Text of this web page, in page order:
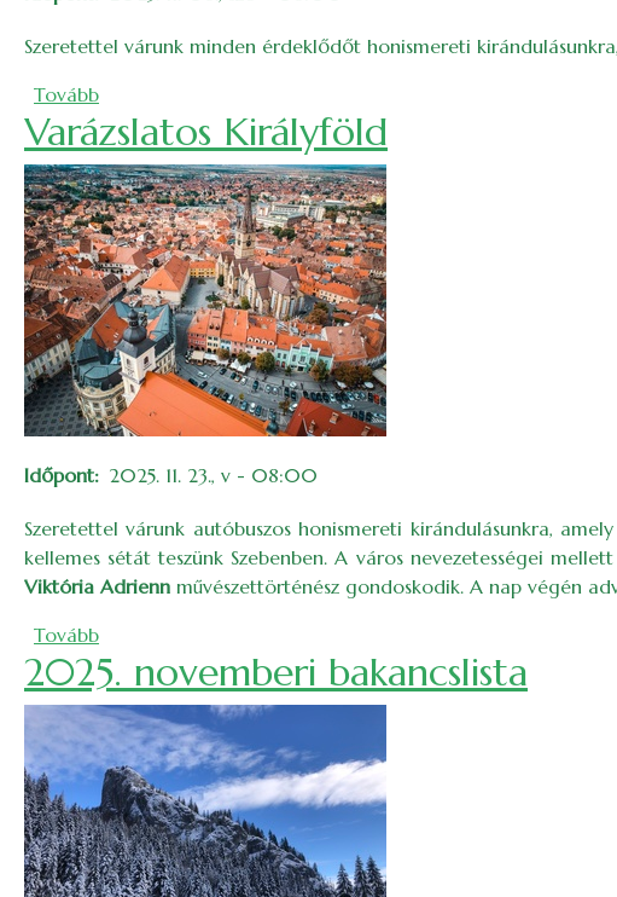
Szeretettel várunk minden érdeklődőt honismereti
Tovább(Honismereti kirándulás Tövishátra)
Varázslatos Királyföld
Időpont 2025. 11. 23., v - 08:00
Szeretettel várunk autóbuszos honismereti kirándulásunkra,
kellemes sétát teszünk Szebenben. A város nevezetességei
Viktória Adrienn művészettörténész gondoskodik. A nap végén
Tovább(Varázslatos Királyföld)
2025. novemberi bakancslista